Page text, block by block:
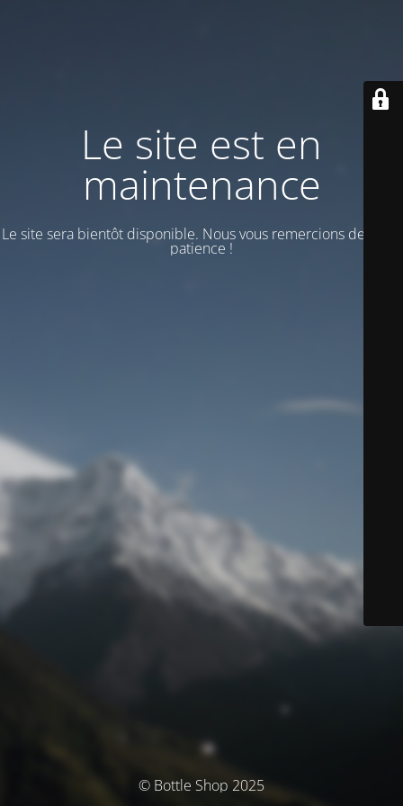
Le site est en
maintenance
Le site sera bientôt disponible. Nous vous remercions de votre
patience !
© Bottle Shop 2025